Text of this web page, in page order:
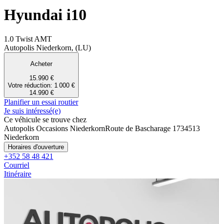
Hyundai i10
1.0 Twist AMT
Autopolis Niederkorn, (LU)
Acheter
15.990 €
Votre réduction: 1 000 €
14.990 €
Planifier un essai routier
Je suis intéressé(e)
Ce véhicule se trouve chez
Autopolis Occasions NiederkornRoute de Bascharage 1734513
Niederkorn
Horaires d'ouverture
+352 58 48 421
Courriel
Itinéraire